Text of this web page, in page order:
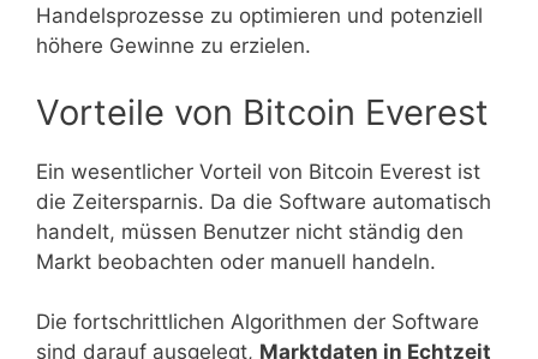
Handelsprozesse zu optimieren und potenziell
höhere Gewinne zu erzielen.
Vorteile von Bitcoin Everest
Ein wesentlicher Vorteil von Bitcoin Everest ist
die Zeitersparnis. Da die Software automatisch
handelt, müssen Benutzer nicht ständig den
Markt beobachten oder manuell handeln.
Die fortschrittlichen Algorithmen der Software
sind darauf ausgelegt, Marktdaten in Echtzeit